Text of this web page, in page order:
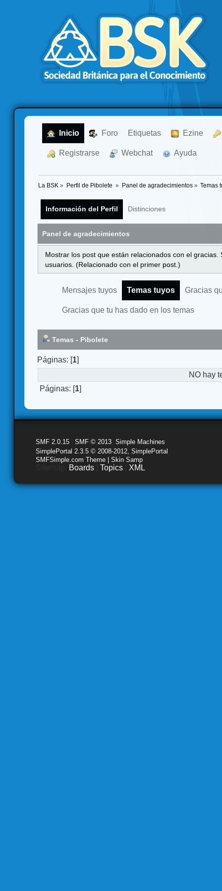
Inicio Foro Etiquetas Ezine
Registrarse Webchat Ayuda
La BSK » Perfil de Pibolete » Panel de agradecimientos» Temas
Información del Perfil Distinciones
Panel de agradecimientos
Mostrar los post que están relacionados con el
usuarios. (Relacionado con el primer post.)
Mensajes tuyos Temas tuyos Gracias
Gracias que tu has dado en los temas
Temas - Pibolete
Páginas: [1]
NO hay
Páginas: [1]
SMF 2.0.15 SMF © 2013 Simple Machines
SimplePortal 2.3.5 © 2008-2012, SimplePortal
SMFSimple.com Theme | Skin Samp
Boards Topics XML